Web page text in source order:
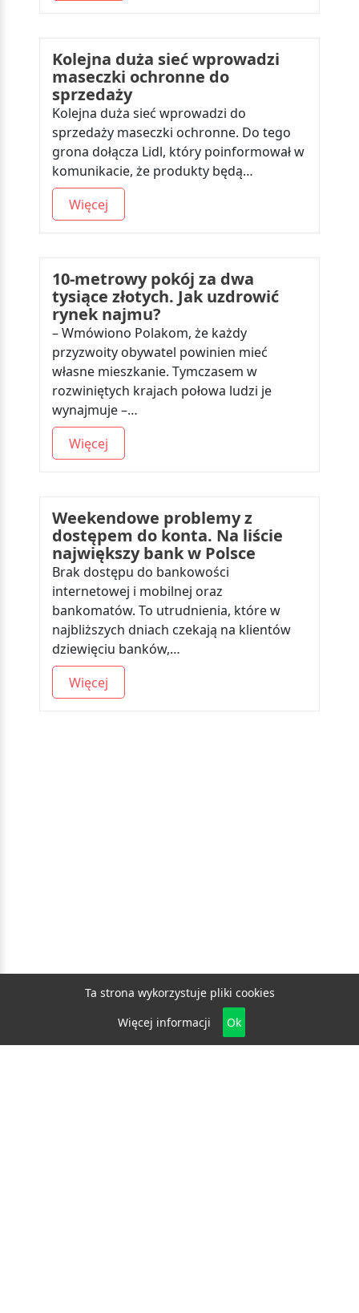
Kolejna duża sieć wprowadzi
maseczki ochronne do
sprzedaży
Kolejna duża sieć wprowadzi do
sprzedaży maseczki ochronne. Do tego
grona dołącza Lidl, który poinformował w
komunikacie, że produkty będą…
Więcej
10-metrowy pokój za dwa
tysiące złotych. Jak uzdrowić
rynek najmu?
– Wmówiono Polakom, że każdy
przyzwoity obywatel powinien mieć
własne mieszkanie. Tymczasem w
rozwiniętych krajach połowa ludzi je
wynajmuje –…
Więcej
Weekendowe problemy z
dostępem do konta. Na liście
największy bank w Polsce
Brak dostępu do bankowości
internetowej i mobilnej oraz
bankomatów. To utrudnienia, które w
najbliższych dniach czekają na klientów
dziewięciu banków,…
Więcej
Ta strona wykorzystuje pliki cookies
Więcej informacji
Ok